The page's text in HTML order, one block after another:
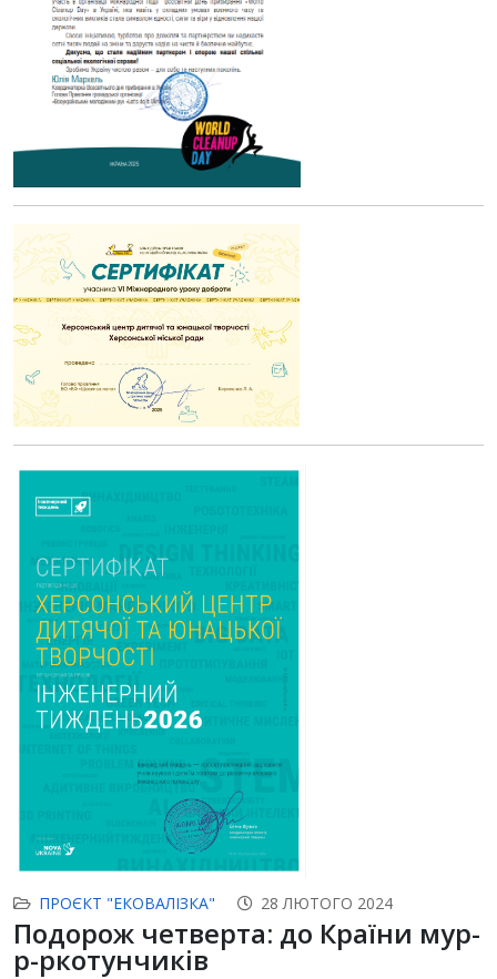
ПРОЄКТ "ЕКОВАЛІЗКА" 28 ЛЮТОГО 2024
Подорож четверта: до Країни мур-
р-ркотунчиків